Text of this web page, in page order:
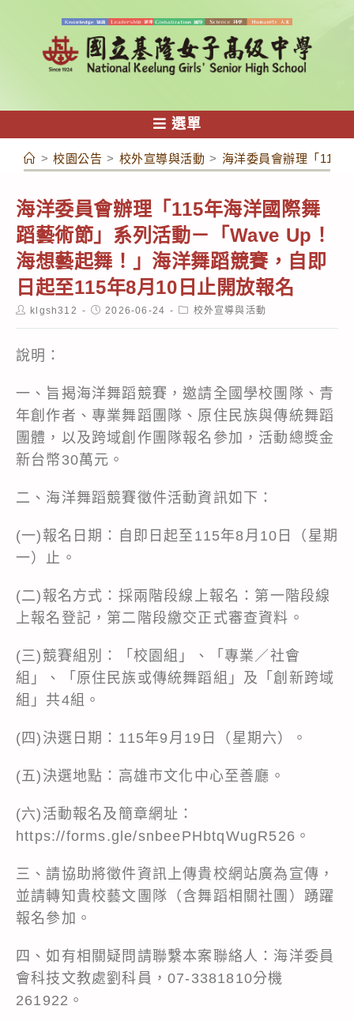
容
選單
> 校園公告 > 校外宣導與活動 > 海洋委員會辦理「115
海洋委員會辦理「115年海洋國際舞
蹈藝術節」系列活動－「Wave Up！
海想藝起舞！」海洋舞蹈競賽，自即
日起至115年8月10日止開放報名
Postklgsh312
Post2026-06-24
Post校外宣導與活動
說明：
一、旨揭海洋舞蹈競賽，邀請全國學校團隊、青
年創作者、專業舞蹈團隊、原住民族與傳統舞蹈
團體，以及跨域創作團隊報名參加，活動總獎金
新台幣30萬元。
二、海洋舞蹈競賽徵件活動資訊如下：
(一)報名日期：自即日起至115年8月10日（星期
一）止。
(二)報名方式：採兩階段線上報名：第一階段線
上報名登記，第二階段繳交正式審查資料。
(三)競賽組別：「校園組」、「專業／社會
組」、「原住民族或傳統舞蹈組」及「創新跨域
組」共4組。
(四)決選日期：115年9月19日（星期六）。
(五)決選地點：高雄市文化中心至善廳。
(六)活動報名及簡章網址：
https://forms.gle/snbeePHbtqWugR526。
三、請協助將徵件資訊上傳貴校網站廣為宣傳，
並請轉知貴校藝文團隊（含舞蹈相關社團）踴躍
報名參加。
四、如有相關疑問請聯繫本案聯絡人：海洋委員
會科技文教處劉科員，07-3381810分機
261922。